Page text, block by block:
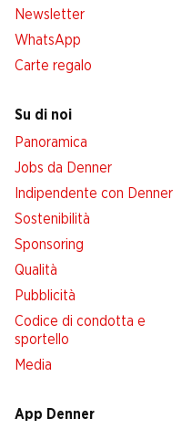
Newsletter
WhatsApp
Carte regalo
Su di noi
Panoramica
Jobs da Denner
Indipendente con Denner
Sostenibilità
Sponsoring
Qualità
Pubblicità
Codice di condotta e
sportello
Media
App Denner